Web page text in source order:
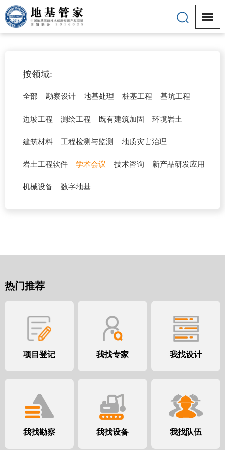
按领域:
全部 勘察设计 地基处理 桩基工程 基坑工程
边坡工程 测绘工程 既有建筑加固 环境岩土
建筑材料 工程检测与监测 地质灾害治理
岩土工程软件 学术会议 技术咨询 新产品研发应用
机械设备 数字地基
热门推荐
项目登记 我找专家 我找设计
我找勘察 我找设备 我找队伍